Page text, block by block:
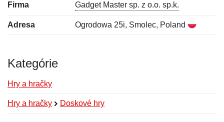
Firma Gadget Master sp. z o.o. sp.k.
Adresa Ogrodowa 25i, Smolec, Poland
Kategórie
Hry a hračky
Hry a hračky Doskové hry